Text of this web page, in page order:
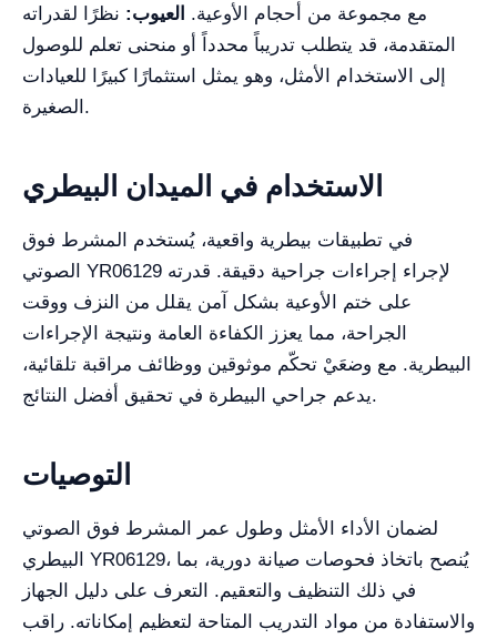
مع مجموعة من أحجام الأوعية. العيوب: نظرًا لقدراته
المتقدمة، قد يتطلب تدريباً محدداً أو منحنى تعلم للوصول
إلى الاستخدام الأمثل، وهو يمثل استثمارًا كبيرًا للعيادات
الصغيرة.
الاستخدام في الميدان البيطري
في تطبيقات بيطرية واقعية، يُستخدم المشرط فوق
الصوتي YR06129 لإجراء إجراءات جراحية دقيقة. قدرته
على ختم الأوعية بشكل آمن يقلل من النزف ووقت
الجراحة، مما يعزز الكفاءة العامة ونتيجة الإجراءات
البيطرية. مع وضعَيْ تحكّم موثوقين ووظائف مراقبة تلقائية،
يدعم جراحي البيطرة في تحقيق أفضل النتائج.
التوصيات
لضمان الأداء الأمثل وطول عمر المشرط فوق الصوتي
البيطري YR06129، يُنصح باتخاذ فحوصات صيانة دورية، بما
في ذلك التنظيف والتعقيم. التعرف على دليل الجهاز
والاستفادة من مواد التدريب المتاحة لتعظيم إمكاناته. راقب